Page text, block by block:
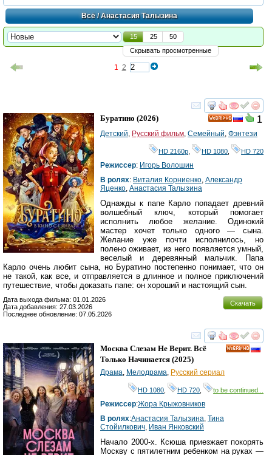
Всё/ Анастасия Талызина
15 25
50
Скрывать просмотренные
1 2
смотреть
1
Буратино (2026)
Детский Русский фильм Семейный Фэнтези
HD 2160р HD 1080 HD 720
Режиссер: Игорь Волошин
В ролях: Виталия Корниенко Александр
Яценко Анастасия Талызина
Однажды к папе Карло попадает древний
волшебный ключ, который помогает
исполнить любое желание. Одинокий
мастер хочет только одного — сына.
Желание уже почти исполнилось, но
полено оживает, из него появляется умный,
веселый и деревянный мальчик. Папа
Карло очень любит сына, но Буратино постепенно понимает, что он
не такой, как все, и отправляется в длинное и полное приключений
путешествие, чтобы доказать папе: он хороший и настоящий сын.
Скачать
Дата выхода фильма: 01.01.2026
Дата добавления: 27.03.2026
Последнее обновление: 07.05.2026
смотреть
Москва Слезам Не Верит. Всё
Только Начинается (2025)
Драма, Мелодрама, Русский сериал
HD 1080, HD 720, to be continued...
Режиссер:Жора Крыжовников
В ролях:Анастасия Талызина, Тина
Стойилкович, Иван Янковский
Начало 2000-х. Ксюша приезжает покорять
Москву с пятилетним ребенком на руках —